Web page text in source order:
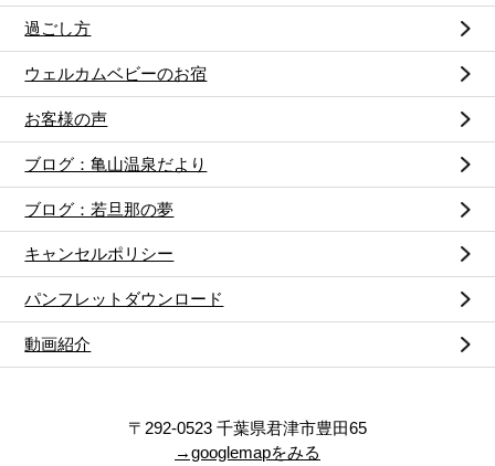
過ごし方
ウェルカムベビーのお宿
お客様の声
ブログ：亀山温泉だより
ブログ：若旦那の夢
キャンセルポリシー
パンフレットダウンロード
動画紹介
〒292-0523 千葉県君津市豊田65
→googlemapをみる